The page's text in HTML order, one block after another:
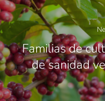
Familias de
de sanidad